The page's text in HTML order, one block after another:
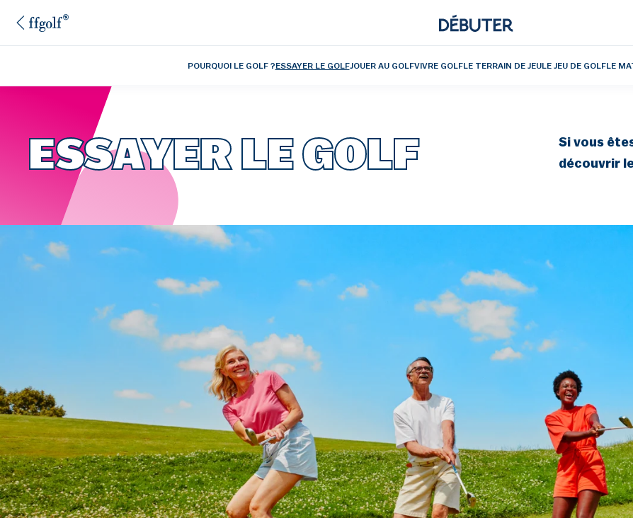
POURQUOI LE GOLF ?ESSAYER LE GOLFJOUER AU GOLFVIVRE GOLFLE TERRAIN DE JEULE JEU DE GOLFLE
ESSAYER LE GOLF
Si vous
découvrir